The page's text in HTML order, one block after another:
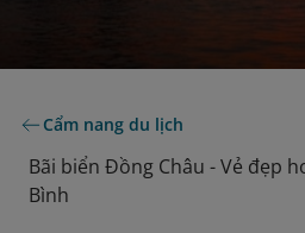
Cẩm nang du lịch
Bãi biển Đồng Châu - Vẻ đẹp
Bình